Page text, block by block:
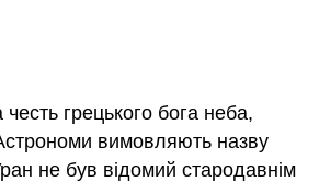
грецького бога неба,
вимовляють назву
не був відомий стародавнім